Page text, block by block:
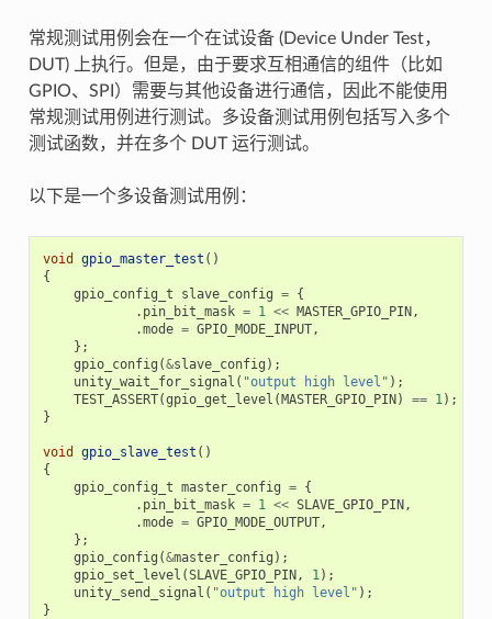
常规测试用例会在一个在试设备 (Device Under Test，
DUT) 上执行。但是，由于要求互相通信的组件（比如
GPIO、SPI）需要与其他设备进行通信，因此不能使用
常规测试用例进行测试。多设备测试用例包括写入多个
测试函数，并在多个 DUT 运行测试。
以下是一个多设备测试用例：
void gpio_master_test ()
{
gpio_config_t
slave_config = {
. pin_bit_mask = 1 << MASTER_GPIO_PIN,
.mode = GPIO_MODE_INPUT,
};
gpio_config (&slave_config );
unity_wait_for_signal ( "output high level" );
TEST_ASSERT(gpio_get_level (MASTER_GPIO_PIN) == 1);
}
void gpio_slave_test ()
{
gpio_config_t master_config = {
. pin_bit_mask = 1 << SLAVE_GPIO_PIN,
.mode = GPIO_MODE_OUTPUT,
};
gpio_config (&master_config );
gpio_set_level (SLAVE_GPIO_PIN, 1);
unity_send_signal ( "output high level" );
}